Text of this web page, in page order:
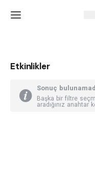
'
Etkinlikler
Sonuç
Başka bir filtre
aradığınız anahtar